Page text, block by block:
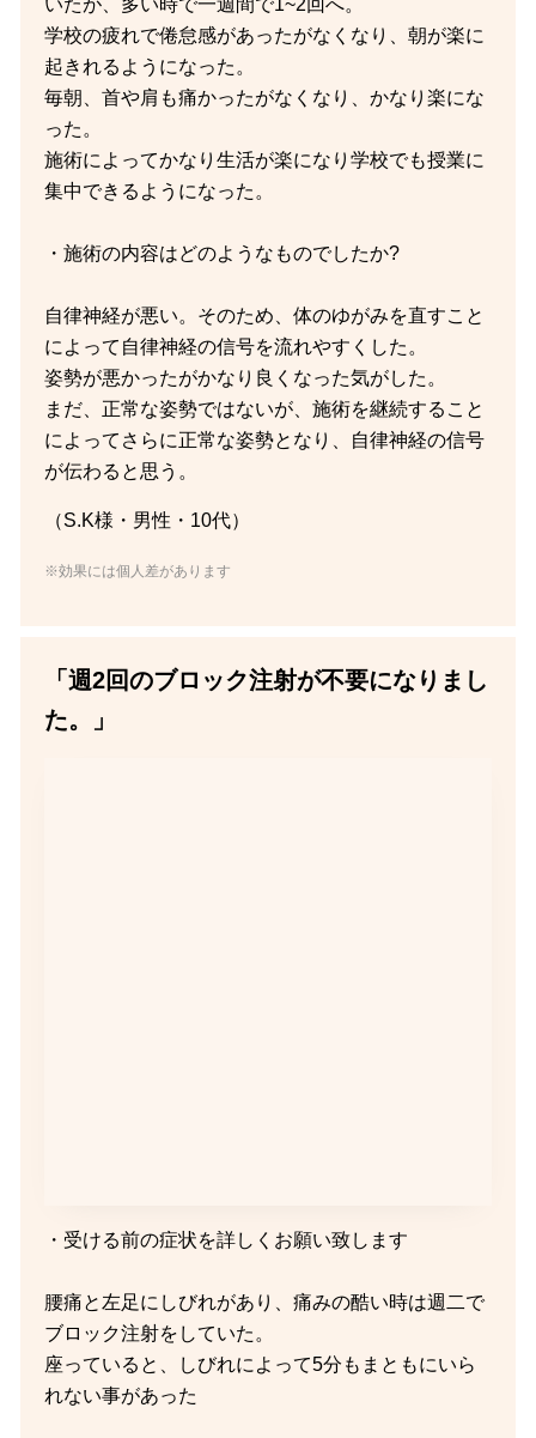
学校の疲れで倦怠感があったがなくなり、朝が楽に
起きれるようになった。
毎朝、首や肩も痛かったがなくなり、かなり楽にな
った。
施術によってかなり生活が楽になり学校でも授業に
集中できるようになった。
・施術の内容はどのようなものでしたか?
自律神経が悪い。そのため、体のゆがみを直すこと
によって自律神経の信号を流れやすくした。
姿勢が悪かったがかなり良くなった気がした。
まだ、正常な姿勢ではないが、施術を継続すること
によってさらに正常な姿勢となり、自律神経の信号
が伝わると思う。
（S.K様・男性・10代）
※効果には個人差があります
「週2回のブロック注射が不要になりまし
た。」
・受ける前の症状を詳しくお願い致します
腰痛と左足にしびれがあり、痛みの酷い時は週二で
ブロック注射をしていた。
座っていると、しびれによって5分もまともにいら
れない事があった